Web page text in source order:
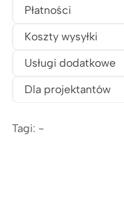
Płatności
Koszty wysyłki
Usługi dodatkowe
Dla projektantów
Tagi: -